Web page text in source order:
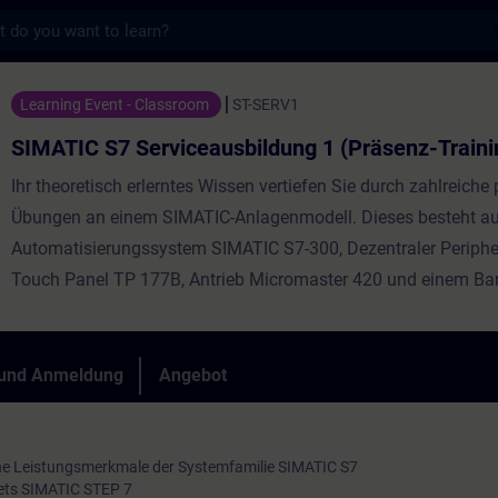
1 (Präsenz-Training) -
Learning Event - Classroom ST-SERV1
SIMATIC S7 Serviceausbildung 1 (Präsenz-
Ihr theoretisch erlerntes Wissen vertiefen Sie durch zahlreiche
Übungen an einem SIMATIC-Anlagenmodell. Dieses besteht
Automatisierungssystem SIMATIC S7-300, Dezentraler
Touch Panel TP 177B, Antrieb Micromaster 420 und einem
Anmeldung Angebot
Leistungsmerkmale der Systemfamilie SIMATIC S7
SIMATIC STEP 7